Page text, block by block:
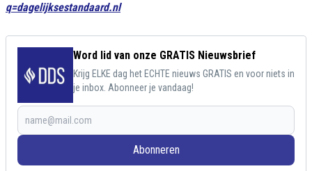
q=dagelijksestandaard.nl
Word lid van onze GRATIS Nieuwsbrief
Krijg ELKE dag het ECHTE nieuws GRATIS en voor niets in
je inbox. Abonneer je vandaag!
Abonneren